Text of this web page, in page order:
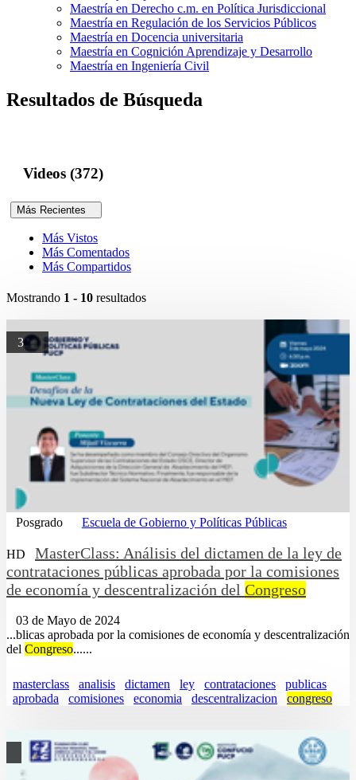
Maestría en Derecho c.m. en Política Jurisdiccional
Maestría en Regulación de los Servicios Públicos
Maestría en Docencia universitaria
Maestría en Cognición Aprendizaje y Desarrollo
Maestría en Ingeniería Civil
Resultados de Búsqueda
Videos (372)
Más Recientes
Más Vistos
Más Comentados
Más Compartidos
Mostrando 1 - 10 resultados
3
Posgrado Escuela de Gobierno y Políticas Públicas
HD
MasterClass: Análisis del dictamen de la ley de
contrataciones públicas aprobada por la comisiones
de economía y descentralización del Congreso
03 de Mayo de 2024
...blicas aprobada por la comisiones de economía y descentralización
del Congreso......
masterclass analisis dictamen ley contrataciones
publicas
aprobada
comisiones economia descentralizacion congreso